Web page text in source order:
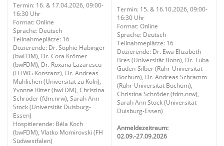
Termin: 16. & 17.04.2026, 09:00-
16:30 Uhr
Format: Online
Sprache: Deutsch
Teilnahmeplätze: 16
Dozierende: Dr. Sophie Habinger
(bwFDM), Dr. Cora Krömer
(bwFDM), Dr. Roxana Lazarescu
(HTWG Konstanz), Dr. Andreas
Mühlichen (Universität zu Köln),
Yvonne Ritter (bwFDM), Christina
Schröder (fdm.nrw), Sarah Ann
Stock (Universität Duisburg-
Essen)
Hospitierende: Béla Koch
(bwFDM), Vlatko Momirovski (FH
Südwestfalen)
Termin: 15. & 16.10.2026, 09:00-
16:30 Uhr
Format: Online
Sprache: Deutsch
Teilnahmeplätze: 16
Dozierende: Dr. Ewa Elizabeth
Bres (Universität Bonn), Dr. Tuba
Güden-Silber (Ruhr-Universität
Bochum), Dr. Andreas Schramm
(Ruhr-Universität Bochum),
Christina Schröder (fdm.nrw),
Sarah Ann Stock (Universität
Duisburg-Essen)
Anmeldezeitraum:
02.09.-27.09.2026